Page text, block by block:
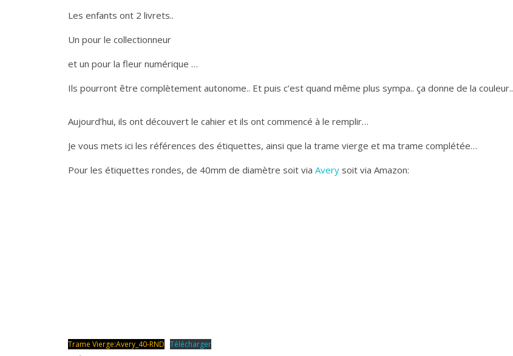
Les enfants ont 2 livrets..
Un pour le collectionneur
et un pour la fleur numérique …
Ils pourront être complètement autonome.. Et puis c’est quand même plus sympa.. ça donne de la couleur..
Aujourd’hui, ils ont découvert le cahier et ils ont commencé à le remplir…
Je vous mets ici les références des étiquettes, ainsi que la trame vierge et ma trame complétée…
Pour les étiquettes rondes, de 40mm de diamètre soit via Avery soit via Amazon:
Trame Vierge:Avery_40-RND Télécharger